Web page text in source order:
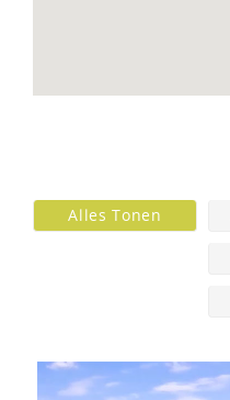
Alles Tonen